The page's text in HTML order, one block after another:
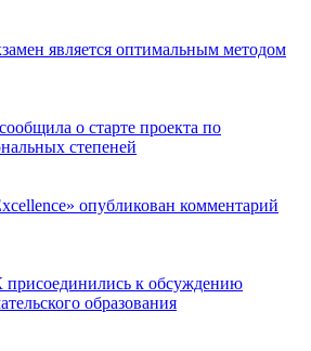
является оптимальным методом
о старте проекта по
степеней
опубликован комментарий
к обсуждению
образования